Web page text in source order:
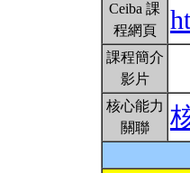
Ceiba 課
程網頁
課程簡介
影片
核心能力
關聯